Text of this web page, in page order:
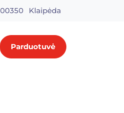
Klaipėda
Parduotuvė